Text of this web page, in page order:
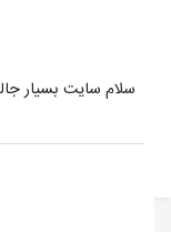
سلام سایت بسیار